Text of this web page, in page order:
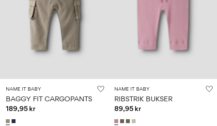
NAME IT BABY
BAGGY FIT CARGOPANTS
189,95 kr
NAME IT BABY
RIBSTRIK BUKSER
89,95 kr